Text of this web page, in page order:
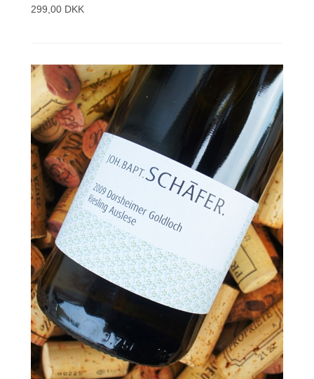
299,00 DKK